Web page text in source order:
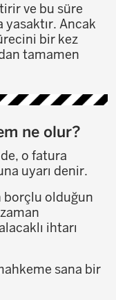
ve bu süre
Ancak
bir kez
tamamen
ne olur?
o fatura
uyarı denir.
borçlu olduğun
ihtarı
sana bir